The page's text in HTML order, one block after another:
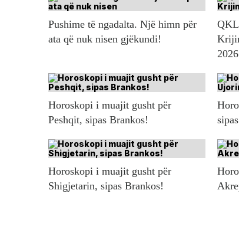
Pushime të ngadalta. Një himn për
ata që nuk nisen gjëkundi!
Horoskopi i muajit gusht për
Peshqit, sipas Brankos!
Horoskopi i muajit gusht për
Shigjetarin, sipas Brankos!